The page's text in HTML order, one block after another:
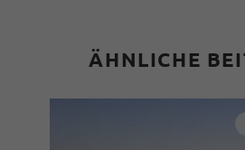
ÄHNLICHE